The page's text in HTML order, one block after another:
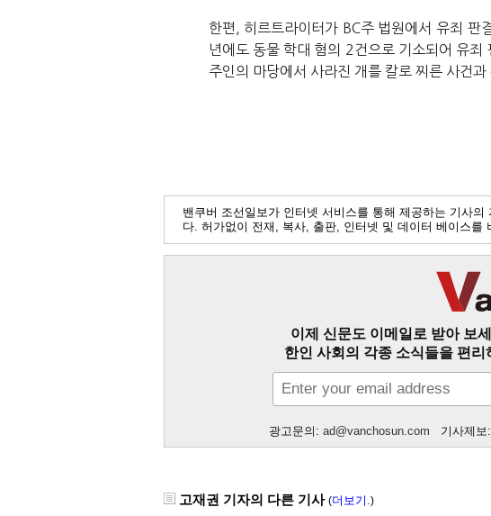
한편, 히르트라이터가 BC주 법원에서 유죄
년에도 동물 학대 혐의 2건으로 기소되어 유
주인의 마당에서 사라진 개를 칼로 찌른 사건과
밴쿠버 조선일보가 인터넷 서비스를 통해 제공하는 기사
다. 허가없이 전재, 복사, 출판, 인터넷 및 데이터 베이스
이제 신문도 이메일로 받아 보
한인 사회의 각종 소식들을 편
광고문의: ad@vanchosun.com 기사제보:
고재권 기자의 다른 기사 (더보기.)